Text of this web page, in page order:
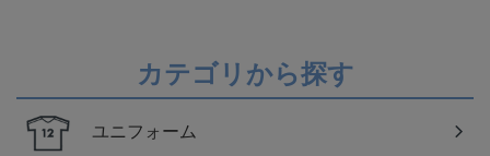
カテゴリから探す
ユニフォーム